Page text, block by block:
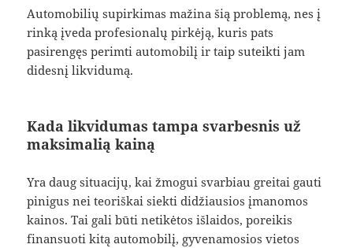
Automobilių supirkimas mažina šią problemą, nes į
rinką įveda profesionalų pirkėją, kuris pats
pasirengęs perimti automobilį ir taip suteikti jam
didesnį likvidumą.
Kada likvidumas tampa svarbesnis už
maksimalią kainą
Yra daug situacijų, kai žmogui svarbiau greitai gauti
pinigus nei teoriškai siekti didžiausios įmanomos
kainos. Tai gali būti netikėtos išlaidos, poreikis
finansuoti kitą automobilį, gyvenamosios vietos